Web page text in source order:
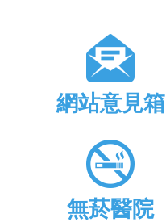
網站意見箱
無菸醫院